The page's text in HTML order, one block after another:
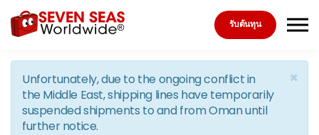
Skip to the content
รับต้นทุน
×
Unfortunately, due to the ongoing conflict in
the Middle East, shipping lines have temporarily
suspended shipments to and from Oman until
further notice.